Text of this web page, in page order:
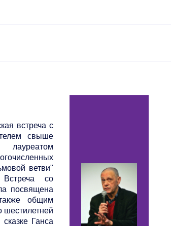
встреча с
свыше
ветви"
Встреча со
посвящена
общим
шестилетней
Ганса